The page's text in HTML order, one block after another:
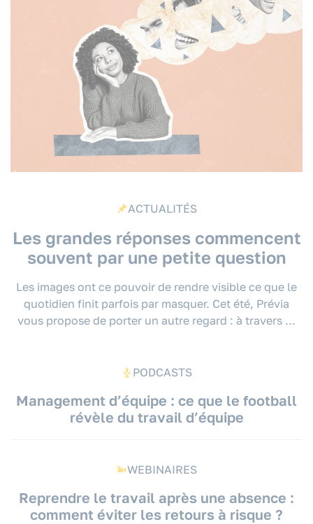
ACTUALITÉS
Les grandes réponses commencent
souvent par une petite question
Les images ont ce pouvoir de rendre visible ce que le
quotidien finit parfois par masquer. Cet été, Prévia
vous propose de porter un autre regard : à travers …
PODCASTS
Management d’équipe : ce que le football
révèle du travail d’équipe
WEBINAIRES
Reprendre le travail après une absence :
comment éviter les retours à risque ?